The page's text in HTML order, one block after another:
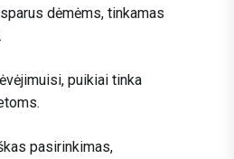
dėmėms, tinkamas
puikiai tinka
pasirinkimas,